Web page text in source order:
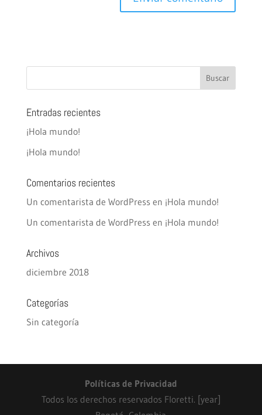
Entradas recientes
¡Hola mundo!
¡Hola mundo!
Comentarios recientes
Un comentarista de WordPressen ¡Hola mundo!
Un comentarista de WordPressen ¡Hola mundo!
Archivos
diciembre 2018
Categorías
Sin categoría
Políticas de Privacidad
Todos los derechos reservados Floretti. [year]